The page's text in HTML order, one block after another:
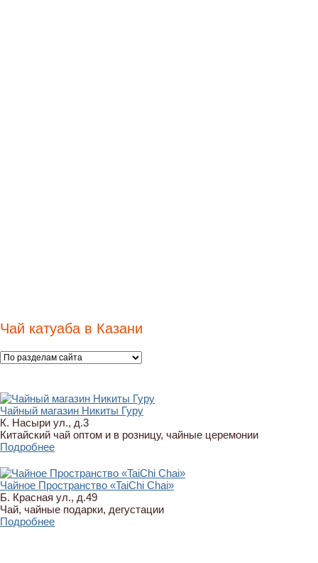
Чай катуаба в Казани
Чайный магазин Никиты Гуру
К. Насыри ул., д.3
Китайский чай оптом и в розницу, чайные церемонии
Подробнее
Чайное Пространство «TaiChi Chai»
Б. Красная ул., д.49
Чай, чайные подарки, дегустации
Подробнее